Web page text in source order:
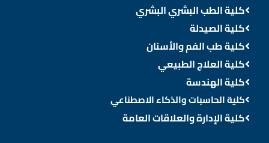
كلية الطب البشري البشري
كلية الصيدلة
كلية طب الفم والأسنان
كلية العلاج الطبيعي
كلية الهندسة
كلية الحاسبات والذكاء الاصطناعي
كلية الإدارة والعلاقات العامة